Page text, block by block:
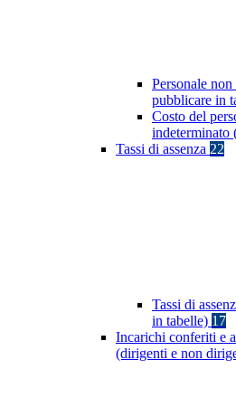
Personale
pubblicare in
Costo del
indeterminato
Tassi di assenza 22
Tassi di
in tabelle) 17
Incarichi conferiti e
(dirigenti e non